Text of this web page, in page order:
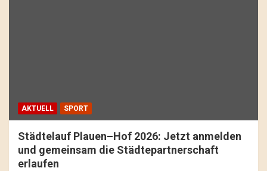
AKTUELL SPORT
Städtelauf Plauen–Hof 2026: Jetzt anmelden
und gemeinsam die Städtepartnerschaft
erlaufen